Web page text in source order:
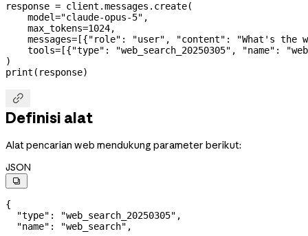
response = client.messages.create(
    model
="claude-opus-5" ,
    max_tokens
=1024,
    messages
= [{"role" : "user" , "content" :
"What's the
    tools
= [{"type" : "web_search_20250305" , "name" :
)
print (response)

Definisi alat
Alat pencarian web mendukung parameter berikut:
JSON

{
  "type"
: "web_search_20250305" ,
  "name"
: "web_search" ,